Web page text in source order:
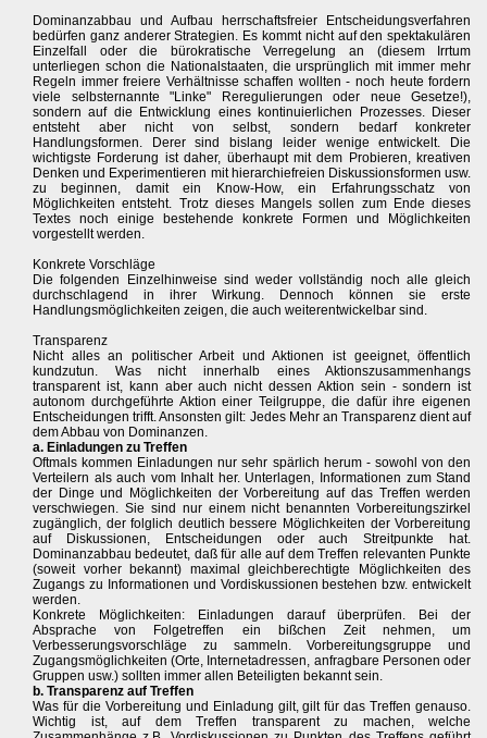
Dominanzabbau und Aufbau herrschaftsfreier Entscheidungsverfahren
bedürfen ganz anderer Strategien. Es kommt nicht auf den spektakulären
Einzelfall oder die bürokratische Verregelung an (diesem Irrtum
unterliegen schon die Nationalstaaten, die ursprünglich mit immer mehr
Regeln immer freiere Verhältnisse schaffen wollten - noch heute fordern
viele selbsternannte "Linke" Reregulierungen oder neue Gesetze!),
sondern auf die Entwicklung eines kontinuierlichen Prozesses. Dieser
entsteht aber nicht von selbst, sondern bedarf konkreter
Handlungsformen. Derer sind bislang leider wenige entwickelt. Die
wichtigste Forderung ist daher, überhaupt mit dem Probieren, kreativen
Denken und Experimentieren mit hierarchiefreien Diskussionsformen usw.
zu beginnen, damit ein Know-How, ein Erfahrungsschatz von
Möglichkeiten entsteht. Trotz dieses Mangels sollen zum Ende dieses
Textes noch einige bestehende konkrete Formen und Möglichkeiten
vorgestellt werden.
Konkrete Vorschläge
Die folgenden Einzelhinweise sind weder vollständig noch alle gleich
durchschlagend in ihrer Wirkung. Dennoch können sie erste
Handlungsmöglichkeiten zeigen, die auch weiterentwickelbar sind.
Transparenz
Nicht alles an politischer Arbeit und Aktionen ist geeignet, öffentlich
kundzutun. Was nicht innerhalb eines Aktionszusammenhangs
transparent ist, kann aber auch nicht dessen Aktion sein - sondern ist
autonom durchgeführte Aktion einer Teilgruppe, die dafür ihre eigenen
Entscheidungen trifft. Ansonsten gilt: Jedes Mehr an Transparenz dient auf
dem Abbau von Dominanzen.
a. Einladungen zu Treffen
Oftmals kommen Einladungen nur sehr spärlich herum - sowohl von den
Verteilern als auch vom Inhalt her. Unterlagen, Informationen zum Stand
der Dinge und Möglichkeiten der Vorbereitung auf das Treffen werden
verschwiegen. Sie sind nur einem nicht benannten Vorbereitungszirkel
zugänglich, der folglich deutlich bessere Möglichkeiten der Vorbereitung
auf Diskussionen, Entscheidungen oder auch Streitpunkte hat.
Dominanzabbau bedeutet, daß für alle auf dem Treffen relevanten Punkte
(soweit vorher bekannt) maximal gleichberechtigte Möglichkeiten des
Zugangs zu Informationen und Vordiskussionen bestehen bzw. entwickelt
werden.
Konkrete Möglichkeiten: Einladungen darauf überprüfen. Bei der
Absprache von Folgetreffen ein bißchen Zeit nehmen, um
Verbesserungsvorschläge zu sammeln. Vorbereitungsgruppe und
Zugangsmöglichkeiten (Orte, Internetadressen, anfragbare Personen oder
Gruppen usw.) sollten immer allen Beteiligten bekannt sein.
b. Transparenz auf Treffen
Was für die Vorbereitung und Einladung gilt, gilt für das Treffen genauso.
Wichtig ist, auf dem Treffen transparent zu machen, welche